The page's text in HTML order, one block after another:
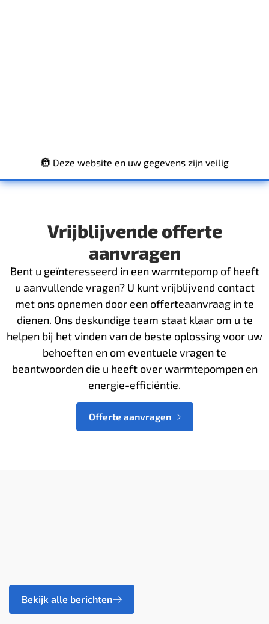
Deze website en uw gegevens zijn veilig
Vrijblijvende offerte
aanvragen
Bent u geïnteresseerd in een warmtepomp of heeft
u aanvullende vragen? U kunt vrijblijvend contact
met ons opnemen door een offerteaanvraag in te
dienen. Ons deskundige team staat klaar om u te
helpen bij het vinden van de beste oplossing voor uw
behoeften en om eventuele vragen te
beantwoorden die u heeft over warmtepompen en
energie-efficiëntie.
Offerte aanvragen
Bekijk alle berichten